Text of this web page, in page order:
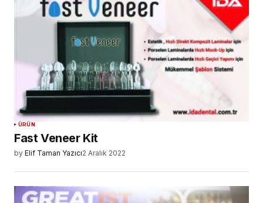
ÜRÜN
Fast Veneer Kit
by Elif Taman Yazıcı2 Aralık 2022